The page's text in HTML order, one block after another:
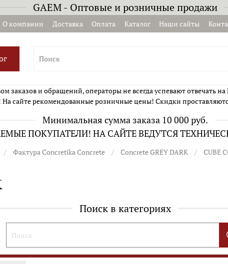
GAEM - Оптовые и розничные продажи
О компании Доставка Оплата Каталог Наши сайты
заказов и обращений, операторы не всегда успевают отвечать
сайте рекомендованные розничные цены! Скидки
Минимальная сумма заказа 10 000 руб.
ПОКУПАТЕЛИ! НА САЙТЕ ВЕДУТСЯ
Фактура Concretika Concrete Concrete GREY DARK CUBE
Поиск в категориях